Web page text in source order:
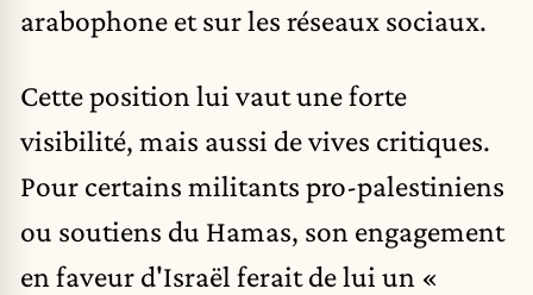
arabophone et sur les réseaux sociaux.
Cette position lui vaut une forte
visibilité, mais aussi de vives critiques.
Pour certains militants pro-palestiniens
ou soutiens du Hamas, son engagement
en faveur d'Israël ferait de lui un «